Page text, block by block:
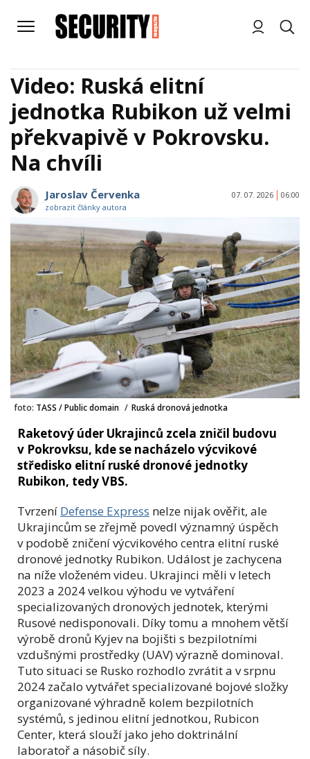
Video: Ruská elitní
jednotka Rubikon už velmi
překvapivě v Pokrovsku.
Na chvíli
Jaroslav Červenka
zobrazit články autora
07. 07. 2026 06:00
foto: TASS / Public domain / Ruská dronová jednotka
Raketový úder Ukrajinců zcela zničil budovu
v Pokrovksu, kde se nacházelo výcvikové
středisko elitní ruské dronové jednotky
Rubikon, tedy VBS.
Tvrzení Defense Express nelze nijak ověřit, ale
Ukrajincům se zřejmě povedl významný úspěch
v podobě zničení výcvikového centra elitní ruské
dronové jednotky Rubikon. Událost je zachycena
na níže vloženém videu. Ukrajinci měli v letech
2023 a 2024 velkou výhodu ve vytváření
specializovaných dronových jednotek, kterými
Rusové nedisponovali. Díky tomu a mnohem větší
výrobě dronů Kyjev na bojišti s bezpilotními
vzdušnými prostředky (UAV) výrazně dominoval.
Tuto situaci se Rusko rozhodlo zvrátit a v srpnu
2024 začalo vytvářet specializované bojové složky
organizované výhradně kolem bezpilotních
systémů, s jedinou elitní jednotkou, Rubicon
Center, která slouží jako jeho doktrinální
laboratoř a násobič síly.